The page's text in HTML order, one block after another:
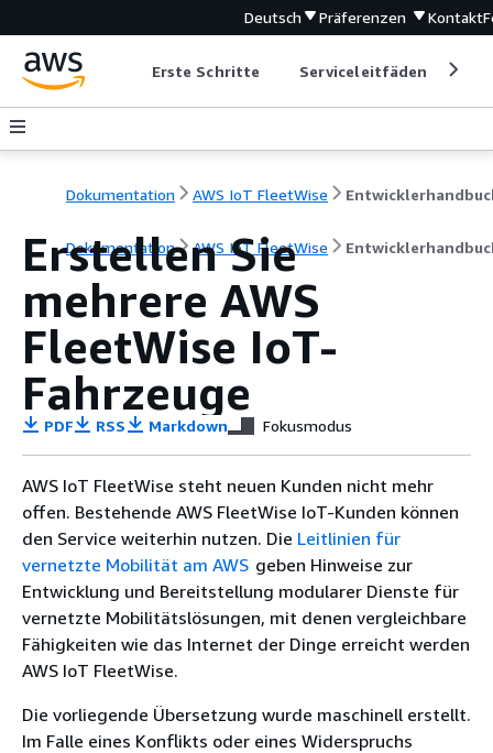
Deutsch Präferenzen Kontakt
Erste Schritte Serviceleitfäden
Dokumentation AWS IoT FleetWise
Dokumentation AWS IoT FleetWise
Erstellen Sie
mehrere AWS
FleetWise IoT-
Fahrzeuge
PDF RSS Markdown Fokusmodus
AWS IoT FleetWise steht neuen Kunden nicht mehr
offen. Bestehende AWS FleetWise IoT-Kunden können
den Service weiterhin nutzen. Die Leitlinien für
vernetzte Mobilität am AWS geben Hinweise zur
Entwicklung und Bereitstellung modularer Dienste für
vernetzte Mobilitätslösungen, mit denen vergleichbare
Fähigkeiten wie das Internet der Dinge erreicht werden
AWS IoT FleetWise.
Die vorliegende Übersetzung wurde maschinell erstellt.
Im Falle eines Konflikts oder eines Widerspruchs